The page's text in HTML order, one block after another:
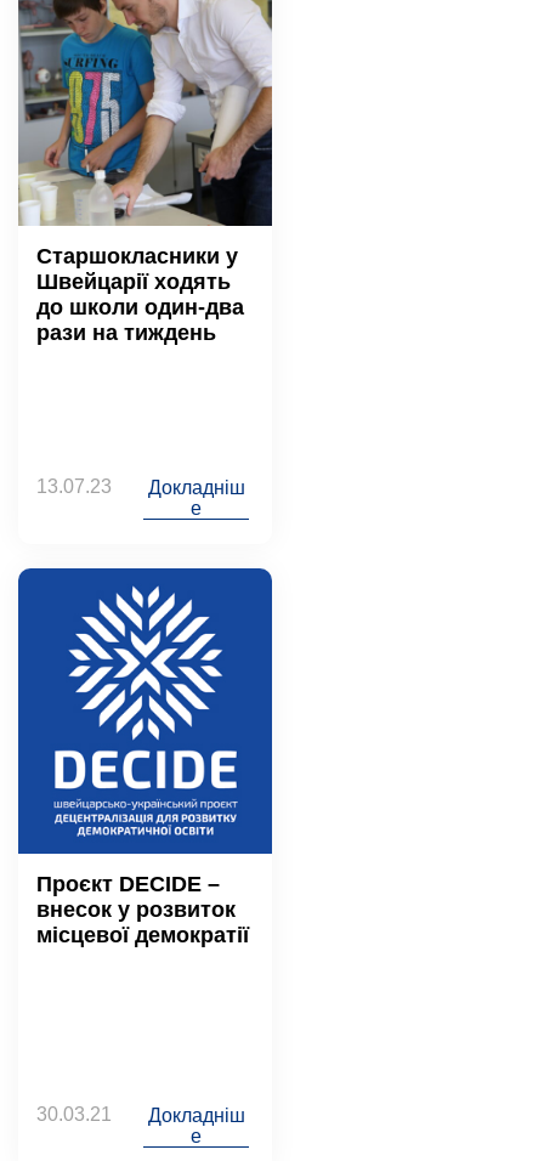
Старшокласники у
Швейцарії ходять
до школи один-два
рази на тиждень
13.07.23
Докладніш
е
Проєкт DECIDE –
внесок у розвиток
місцевої демократії
30.03.21
Докладніш
е